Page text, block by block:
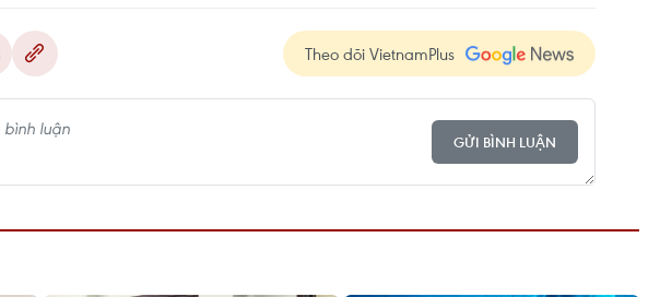
Theo dõi VietnamPlus
GỬI BÌNH LUẬN